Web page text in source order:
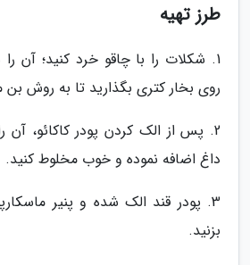
طرز تهیه
1. شکلات را با چاقو خرد کنید؛ آن
روی بخار کتری بگذارید تا به روش
2. پس از الک کردن پودر کاکائو،
داغ اضافه نموده و خوب مخلوط کنید.
3. پودر قند الک شده و پنیر
بزنید.